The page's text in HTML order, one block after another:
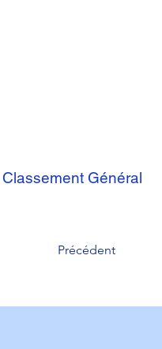
Classement Général
Précédent